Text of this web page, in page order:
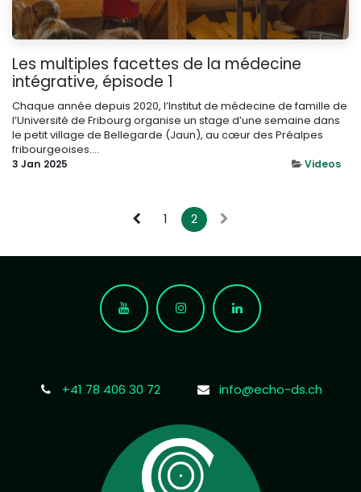
Les multiples facettes de la médecine
intégrative, épisode 1
Chaque année depuis 2020, l’Institut de médecine de famille de
l’Université de Fribourg organise un stage d’une semaine dans
le petit village de Bellegarde (Jaun), au cœur des Préalpes
fribourgeoises....
3 Jan 2025 Videos
1 2
+41 78 406 30 72 info@echo-ds.ch